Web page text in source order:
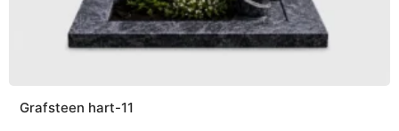
Grafsteen hart-11